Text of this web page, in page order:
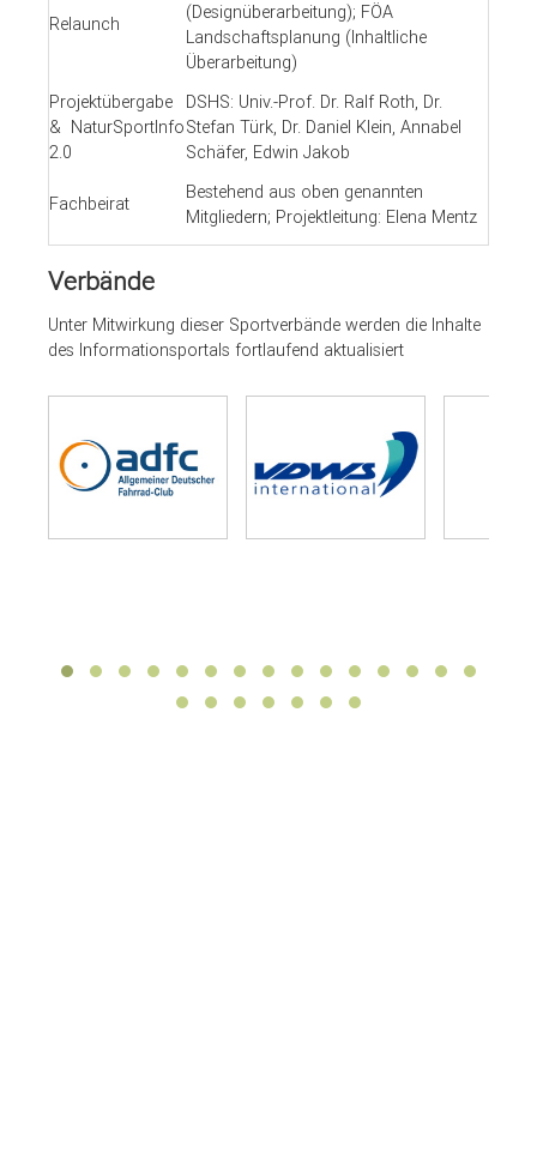
Relaunch
(Designüberarbeitung); FÖA
Landschaftsplanung (Inhaltliche
Überarbeitung)
Projektübergabe
& NaturSportInfo
2.0
DSHS: Univ.-Prof. Dr. Ralf Roth, Dr.
Stefan Türk, Dr. Daniel Klein, Annabel
Schäfer, Edwin Jakob
Fachbeirat
Bestehend aus oben genannten
Mitgliedern; Projektleitung: Elena Mentz
Verbände
Unter Mitwirkung dieser Sportverbände werden die Inhalte
des Informationsportals fortlaufend aktualisiert